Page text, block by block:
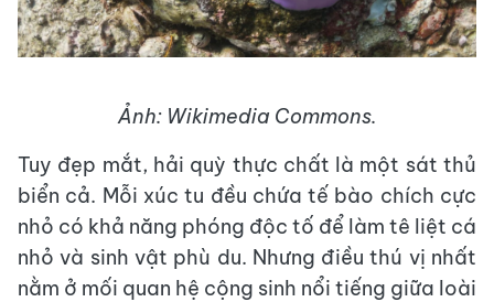
Ảnh: Wikimedia Commons.
Tuy đẹp mắt, hải quỳ thực chất là một sát thủ
biển cả. Mỗi xúc tu đều chứa tế bào chích cực
nhỏ có khả năng phóng độc tố để làm tê liệt cá
nhỏ và sinh vật phù du. Nhưng điều thú vị nhất
nằm ở mối quan hệ cộng sinh nổi tiếng giữa loài